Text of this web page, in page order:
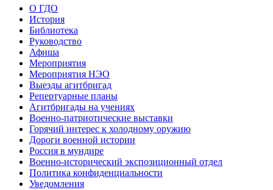
О ГДО
История
Библиотека
Руководство
Афиша
Мероприятия
Мероприятия НЭО
Выезды агитбригад
Репертуарные планы
Агитбригады на учениях
Военно-патриотические выставки
Горячий интерес к холодному оружию
Дороги военной истории
Россия в мундире
Военно-исторический экспозиционный отдел
Политика конфиденциальности
Уведомления